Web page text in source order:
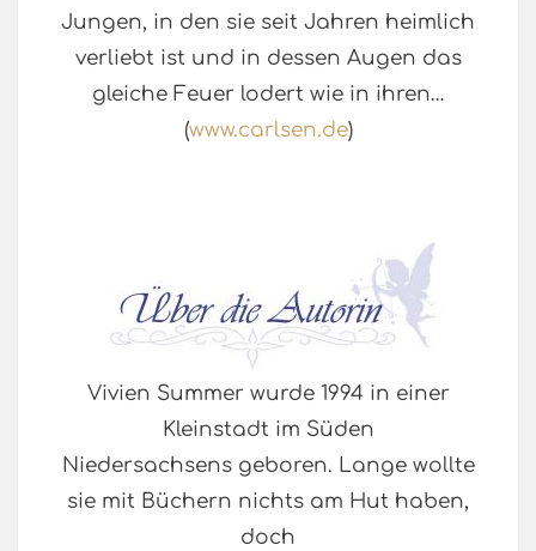
Jungen, in den sie seit Jahren heimlich
verliebt ist und in dessen Augen das
gleiche Feuer lodert wie in ihren…
(www.carlsen.de)
Vivien Summer wurde 1994 in einer
Kleinstadt im Süden
Niedersachsens geboren. Lange wollte
sie mit Büchern nichts am Hut haben,
doch